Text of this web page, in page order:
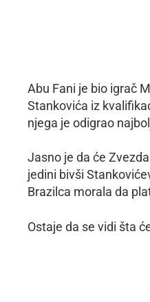
Abu Fani je bio igrač
Stankovića iz
njega je odigrao
Jasno je da će
jedini bivši
Brazilca morala da
Ostaje da se vidi šta